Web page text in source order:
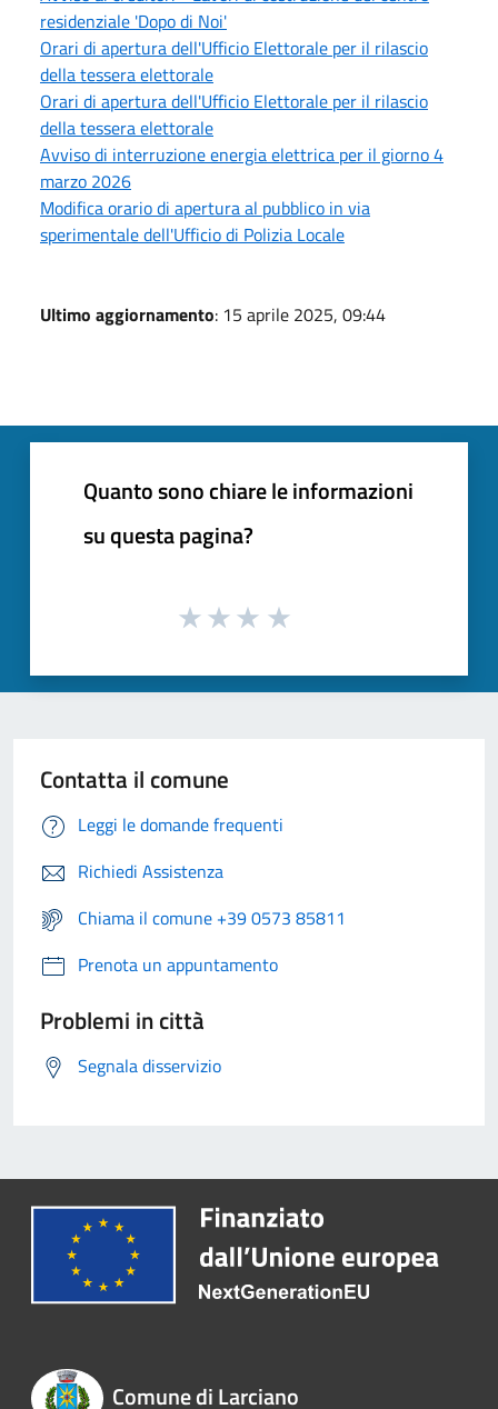
residenziale 'Dopo di Noi'
Orari di apertura dell'Ufficio Elettorale per il rilascio
della tessera elettorale
Orari di apertura dell'Ufficio Elettorale per il rilascio
della tessera elettorale
Avviso di interruzione energia elettrica per il giorno 4
marzo 2026
Modifica orario di apertura al pubblico in via
sperimentale dell'Ufficio di Polizia Locale
Ultimo aggiornamento: 15 aprile 2025, 09:44
Quanto sono chiare le informazioni
su questa pagina?
Contatta il comune
Leggi le domande frequenti
Richiedi Assistenza
Chiama il comune +39 0573 85811
Prenota un appuntamento
Problemi in città
Segnala disservizio
Comune di Larciano